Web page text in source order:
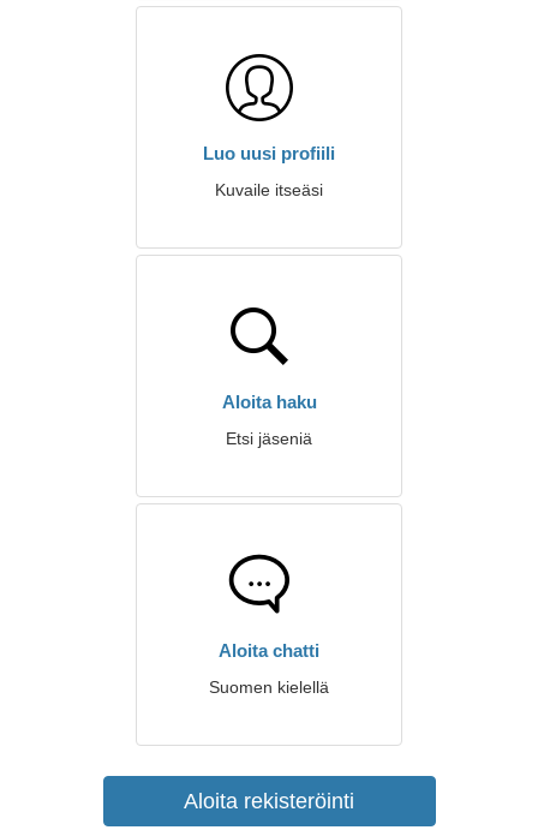
Luo uusi profiili
Kuvaile itseäsi
Aloita haku
Etsi jäseniä
Aloita chatti
Suomen kielellä
Aloita rekisteröinti